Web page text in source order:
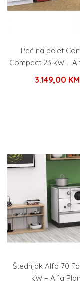
Peć na pelet
Compact 23 kW –
3.149,00 KM
Štednjak Alfa 70
kW – Alfa